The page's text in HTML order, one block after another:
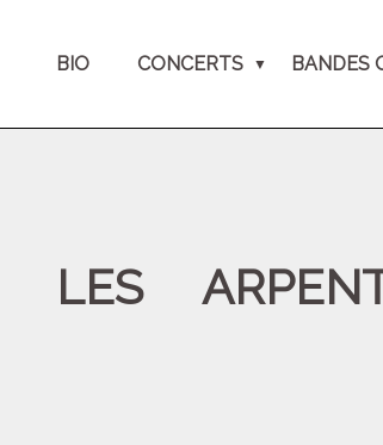
BIO CONCERTS BANDES